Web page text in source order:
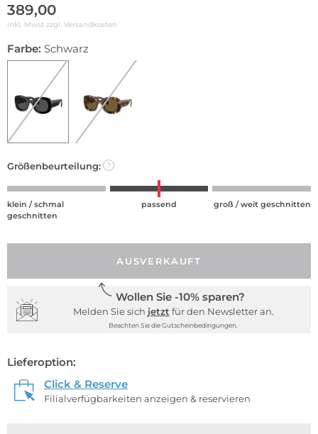
389,00
inkl. Mwst zzgl. Versandkosten
Farbe: Schwarz
Größenbeurteilung: ?
klein / schmal
geschnitten
passend groß / weit geschnitten
AUSVERKAUFT
Wollen Sie -10% sparen?
Melden Sie sich jetzt für den Newsletter an.
Beachten Sie die Gutscheinbedingungen.
Lieferoption:
Click & Reserve
Filialverfügbarkeiten anzeigen & reservieren